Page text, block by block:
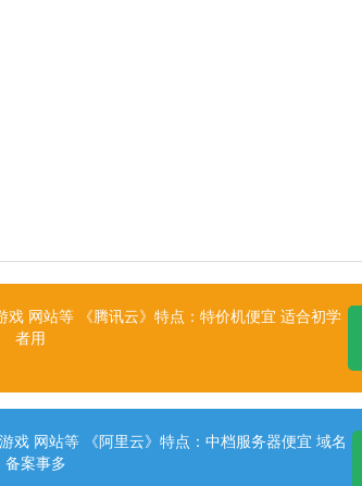
网站等 《腾讯云》特点：特价机便宜 适合初学
者用
戏 网站等 《阿里云》特点：中档服务器便宜 域名
备案事多